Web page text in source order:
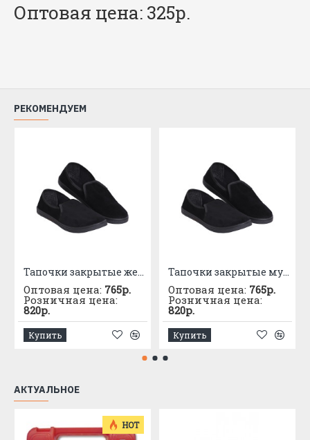
Оптовая цена: 325р.
РЕКОМЕНДУЕМ
Тапочки закрытые женские вельветовые
Оптовая цена: 765р.
Розничная цена:
820р.
Купить
Тапочки закрытые мужские вельветовые
Оптовая цена: 765р.
Розничная цена:
820р.
Купить
АКТУАЛЬНОЕ
HOT